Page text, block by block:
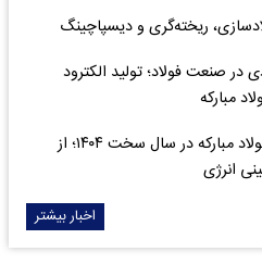
ریخته‌گری و دیسپاچینگ
در صنعت فولاد؛ تولید الکترود
مبارکه
اتمام پروژه‌های راهبردی فولاد مبارکه در سال سخت ۱۴۰۴؛ از
انرژی
اخبار بیشتر